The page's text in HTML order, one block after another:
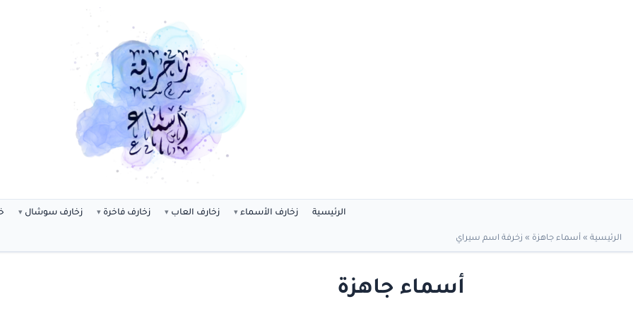
الرئيسية زخارف الأسماء زخارف العاب زخارف فاخرة زخارف سوشال
الرئيسية » أسماء جاهزة » زخرفة اسم سيراي
أسماء جاهزة